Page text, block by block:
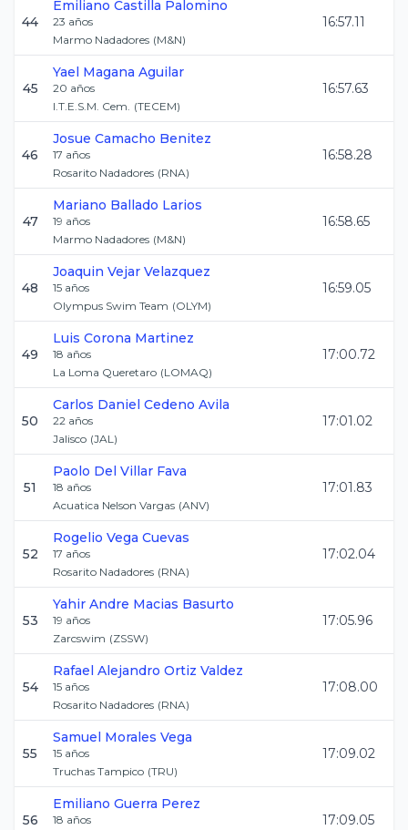
44
Emiliano Castilla Palomino
23 años
Marmo Nadadores (M&N)
16:57.11
45
Yael Magana Aguilar
20 años
I.T.E.S.M. Cem. (TECEM)
16:57.63
46
Josue Camacho Benitez
17 años
Rosarito Nadadores (RNA)
16:58.28
47
Mariano Ballado Larios
19 años
Marmo Nadadores (M&N)
16:58.65
48
Joaquin Vejar Velazquez
15 años
Olympus Swim Team (OLYM)
16:59.05
49
Luis Corona Martinez
18 años
La Loma Queretaro (LOMAQ)
17:00.72
50
Carlos Daniel Cedeno Avila
22 años
Jalisco (JAL)
17:01.02
51
Paolo Del Villar Fava
18 años
Acuatica Nelson Vargas (ANV)
17:01.83
52
Rogelio Vega Cuevas
17 años
Rosarito Nadadores (RNA)
17:02.04
53
Yahir Andre Macias Basurto
19 años
Zarcswim (ZSSW)
17:05.96
54
Rafael Alejandro Ortiz Valdez
15 años
Rosarito Nadadores (RNA)
17:08.00
55
Samuel Morales Vega
15 años
Truchas Tampico (TRU)
17:09.02
56
Emiliano Guerra Perez
18 años
17:09.05